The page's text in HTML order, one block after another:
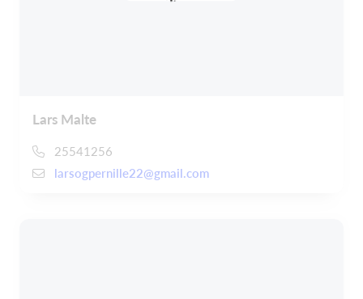
Lars Malte
25541256
larsogpernille22@gmail.com